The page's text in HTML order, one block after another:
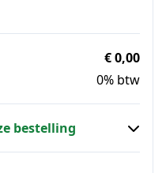
€ 0,00
0% btw
bestelling